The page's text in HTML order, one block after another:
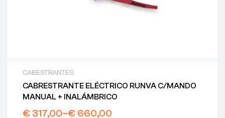
CABESTRANTES
CABRESTRANTE ELÉCTRICO RUNVA C/MANDO
MANUAL + INALÁMBRICO
€ 317,00–€ 660,00